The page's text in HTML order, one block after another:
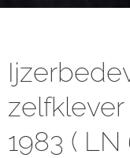
1983 ( LN